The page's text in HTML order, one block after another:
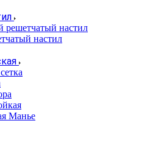
решетчатый настил
настил
Манье